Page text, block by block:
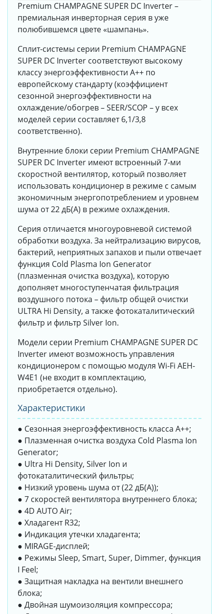
Premium CHAMPAGNE SUPER DC Inverter –
премиальная инверторная серия в уже
полюбившемся цвете «шампань».
Сплит-системы серии Premium CHAMPAGNE
SUPER DC Inverter соответствуют высокому
классу энергоэффективности A++ по
европейскому стандарту (коэффициент
сезонной энергоэффективности на
охлаждение/обогрев – SEER/SCOP – у всех
моделей серии составляет 6,1/3,8
соответственно).
Внутренние блоки серии Premium CHAMPAGNE
SUPER DC Inverter имеют встроенный 7-ми
скоростной вентилятор, который позволяет
использовать кондиционер в режиме с самым
экономичным энергопотреблением и уровнем
шума от 22 дБ(A) в режиме охлаждения.
Серия отличается многоуровневой системой
обработки воздуха. За нейтрализацию вирусов,
бактерий, неприятных запахов и пыли отвечает
функция Cold Plasma Ion Generator
(плазменная очистка воздуха), которую
дополняет многоступенчатая фильтрация
воздушного потока – фильтр общей очистки
ULTRA Hi Density, а также фотокаталитический
фильтр и фильтр Silver Ion.
Модели серии Premium CHAMPAGNE SUPER DC
Inverter имеют возможность управления
кондиционером с помощью модуля Wi-Fi AEH-
W4E1 (не входит в комплектацию,
приобретается отдельно).
Характеристики
● Сезонная энергоэффективность класса А++;
● Плазменная очистка воздуха Cold Plasma Ion
Generator;
● Ultra Hi Density, Silver Ion и
фотокаталитический фильтры;
● Низкий уровень шума от (22 дБ(А));
● 7 скоростей вентилятора внутреннего блока;
● 4D AUTO Air;
● Хладагент R32;
● Индикация утечки хладагента;
● MIRAGE-дисплей;
● Режимы Sleep, Smart, Super, Dimmer, функция
I Feel;
● Защитная накладка на вентили внешнего
блока;
● Двойная шумоизоляция компрессора;